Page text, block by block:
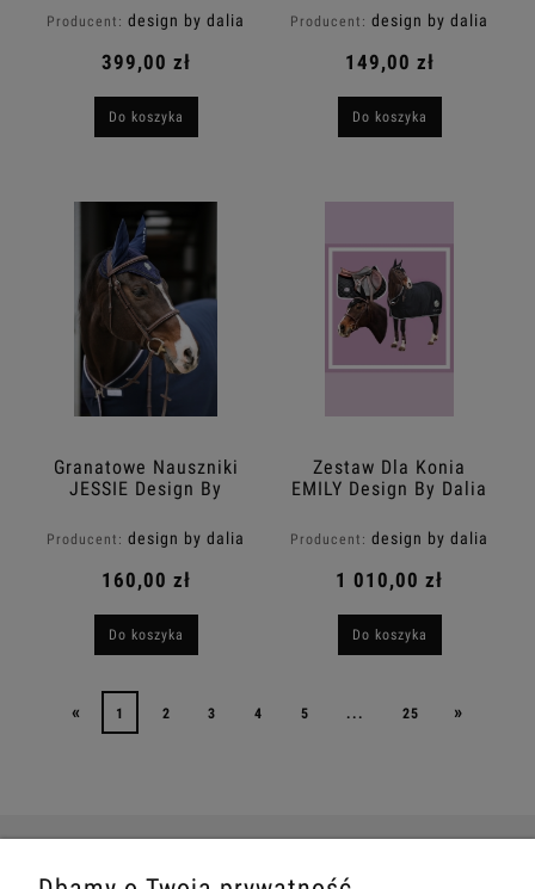
rękawem Design By
Dalia
Producent: design by dalia
399,00 zł
Do koszyka
Producent: design by dalia
149,00 zł
Do koszyka
Granatowe Nauszniki
JESSIE Design By
Producent: design by dalia
160,00 zł
Do koszyka
Zestaw Dla Konia
EMILY Design By Dalia
Producent: design by dalia
1 010,00 zł
Do koszyka
« 1 2 3 4 5 ... 25 »